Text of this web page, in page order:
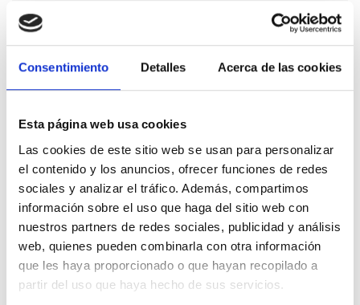
Consentimiento Detalles Acerca de las cookies
Esta página web usa cookies
Las cookies de este sitio web se usan para personalizar
el contenido y los anuncios, ofrecer funciones de redes
sociales y analizar el tráfico. Además, compartimos
información sobre el uso que haga del sitio web con
nuestros partners de redes sociales, publicidad y análisis
web, quienes pueden combinarla con otra información
que les haya proporcionado o que hayan recopilado a
partir del uso que haya hecho de sus servicios.
¿Cómo podemos ayudarte?
Contáctanos
Otras noticias de interés